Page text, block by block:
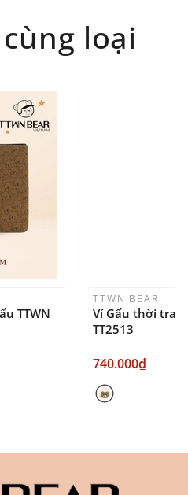
Khách hàng đặt
trangWEBSITE/
Đối với đơn hàng Online tại
sẽ được giao sớm nhất là 1
loại
TTWN
TTWN BEAR
Ví Gấu thời
TT2513
740.000₫